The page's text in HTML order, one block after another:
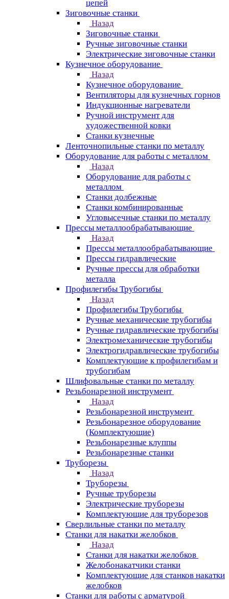
цепей
Зиговочные станки
Назад
Зиговочные станки
Ручные зиговочные станки
Электрические зиговочные станки
Кузнечное оборудование
Назад
Кузнечное оборудование
Вентиляторы для кузнечных горнов
Индукционные нагреватели
Ручной инструмент для
художественной ковки
Станки кузнечные
Ленточнопильные станки по металлу
Оборудование для работы с металлом
Назад
Оборудование для работы с
металлом
Станки долбежные
Станки комбинированные
Угловысечные станки по металлу
Прессы металлообрабатывающие
Назад
Прессы металлообрабатывающие
Прессы гидравлические
Ручные прессы для обработки
металла
Профилегибы Трубогибы
Назад
Профилегибы Трубогибы
Ручные механические трубогибы
Ручные гидравлические трубогибы
Электромеханические трубогибы
Электрогидравлические трубогибы
Комплектующие к профилегибам и
трубогибам
Шлифовальные станки по металлу
Резьбонарезной инструмент
Назад
Резьбонарезной инструмент
Резьбонарезное оборудование
(Комплектующие)
Резьбонарезные клуппы
Резьбонарезные станки
Труборезы
Назад
Труборезы
Ручные труборезы
Электрические труборезы
Комплектующие для труборезов
Сверлильные станки по металлу
Станки для накатки желобков
Назад
Станки для накатки желобков
Желобонакатчики станки
Комплектующие для станков накатки
желобков
Станки для работы с арматурой